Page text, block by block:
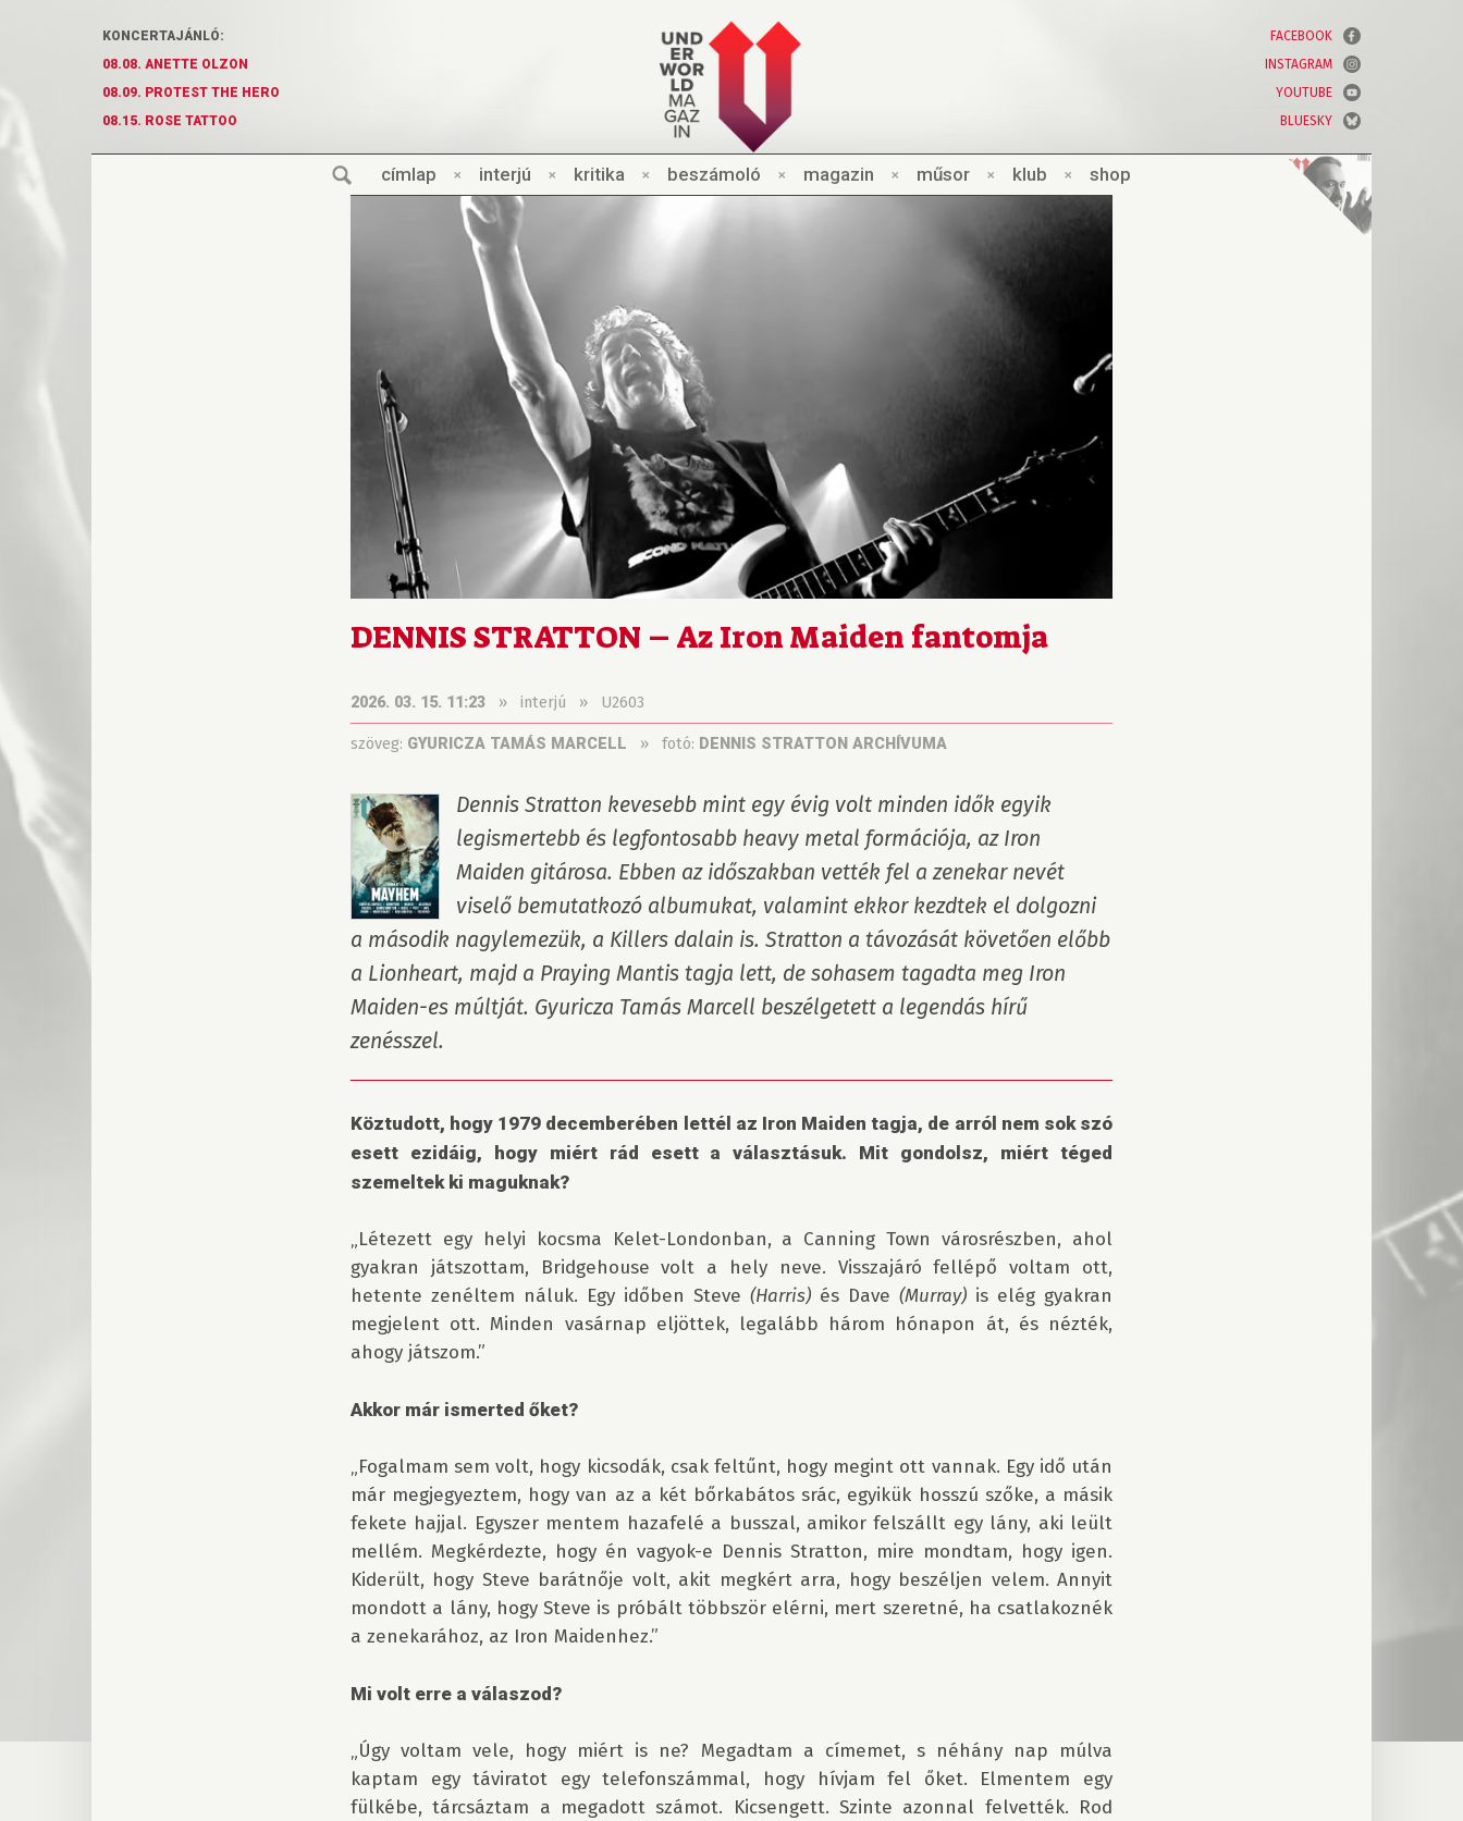
KONCERTAJÁNLÓ:
08.08. ANETTE OLZON
08.09. PROTEST THE HERO
08.15. ROSE TATTOO
FACEBOOK
INSTAGRAM
YOUTUBE
BLUESKY
címlap × interjú × kritika × beszámoló × magazin × műsor × klub × shop
DENNIS STRATTON – Az Iron Maiden fantomja
2026. 03. 15. 11:23 » interjú » U2603
szöveg: GYURICZA TAMÁS MARCELL » fotó: DENNIS STRATTON ARCHÍVUMA
Dennis Stratton kevesebb mint egy évig volt minden idők egyik
legismertebb és legfontosabb heavy metal formációja, az Iron
Maiden gitárosa. Ebben az időszakban vették fel a zenekar nevét
viselő bemutatkozó albumukat, valamint ekkor kezdtek el dolgozni
a második nagylemezük, a Killers dalain is. Stratton a távozását követően előbb
a Lionheart, majd a Praying Mantis tagja lett, de sohasem tagadta meg Iron
Maiden-es múltját. Gyuricza Tamás Marcell beszélgetett a legendás hírű
zenésszel.
Köztudott, hogy 1979 decemberében lettél az Iron Maiden tagja, de arról nem sok szó
esett ezidáig, hogy miért rád esett a választásuk. Mit gondolsz, miért téged
szemeltek ki maguknak?
„Létezett egy helyi kocsma Kelet-Londonban, a Canning Town városrészben, ahol
gyakran játszottam, Bridgehouse volt a hely neve. Visszajáró fellépő voltam ott,
hetente zenéltem náluk. Egy időben Steve (Harris) és Dave (Murray) is elég gyakran
megjelent ott. Minden vasárnap eljöttek, legalább három hónapon át, és nézték,
ahogy játszom.”
Akkor már ismerted őket?
„Fogalmam sem volt, hogy kicsodák, csak feltűnt, hogy megint ott vannak. Egy idő után
már megjegyeztem, hogy van az a két bőrkabátos srác, egyikük hosszú szőke, a másik
fekete hajjal. Egyszer mentem hazafelé a busszal, amikor felszállt egy lány, aki leült
mellém. Megkérdezte, hogy én vagyok-e Dennis Stratton, mire mondtam, hogy igen.
Kiderült, hogy Steve barátnője volt, akit megkért arra, hogy beszéljen velem. Annyit
mondott a lány, hogy Steve is próbált többször elérni, mert szeretné, ha csatlakoznék
a zenekarához, az Iron Maidenhez.”
Mi volt erre a válaszod?
„Úgy voltam vele, hogy miért is ne? Megadtam a címemet, s néhány nap múlva
kaptam egy táviratot egy telefonszámmal, hogy hívjam fel őket. Elmentem egy
fülkébe, tárcsáztam a megadott számot. Kicsengett. Szinte azonnal felvették. Rod